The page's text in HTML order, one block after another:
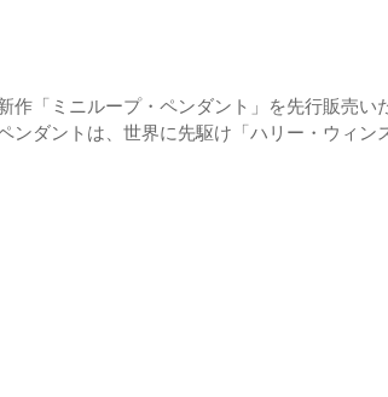
作「ミニループ・ペンダント」を先行販売い
ンダントは、世界に先駆け「ハリー・ウィン